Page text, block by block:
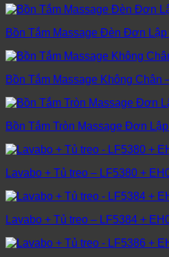
Bồn Tắm Massage Đèn Đơn Lập
Bồn Tắm Massage Không Chân
Bồn Tắm Tròn Massage Đơn
Lavabo + Tủ treo – LF5380 +
Lavabo + Tủ treo – LF5384 +